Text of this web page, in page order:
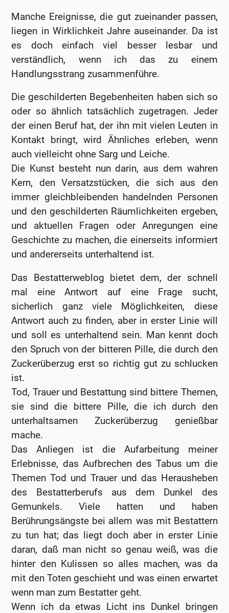
Manche Ereignisse, die gut zueinander passen,
liegen in Wirklichkeit Jahre auseinander. Da ist
es doch einfach viel besser lesbar und
verständlich, wenn ich das zu einem
Handlungsstrang zusammenführe.
Die geschilderten Begebenheiten haben sich so
oder so ähnlich tatsächlich zugetragen. Jeder
der einen Beruf hat, der ihn mit vielen Leuten in
Kontakt bringt, wird Ähnliches erleben, wenn
auch vielleicht ohne Sarg und Leiche.
Die Kunst besteht nun darin, aus dem wahren
Kern, den Versatzstücken, die sich aus den
immer gleichbleibenden handelnden Personen
und den geschilderten Räumlichkeiten ergeben,
und aktuellen Fragen oder Anregungen eine
Geschichte zu machen, die einerseits informiert
und andererseits unterhaltend ist.
Das Bestatterweblog bietet dem, der schnell
mal eine Antwort auf eine Frage sucht,
sicherlich ganz viele Möglichkeiten, diese
Antwort auch zu finden, aber in erster Linie will
und soll es unterhaltend sein. Man kennt doch
den Spruch von der bitteren Pille, die durch den
Zuckerüberzug erst so richtig gut zu schlucken
ist.
Tod, Trauer und Bestattung sind bittere Themen,
sie sind die bittere Pille, die ich durch den
unterhaltsamen Zuckerüberzug genießbar
mache.
Das Anliegen ist die Aufarbeitung meiner
Erlebnisse, das Aufbrechen des Tabus um die
Themen Tod und Trauer und das Herausheben
des Bestatterberufs aus dem Dunkel des
Gemunkels. Viele hatten und haben
Berührungsängste bei allem was mit Bestattern
zu tun hat; das liegt doch aber in erster Linie
daran, daß man nicht so genau weiß, was die
hinter den Kulissen so alles machen, was da
mit den Toten geschieht und was einen erwartet
wenn man zum Bestatter geht.
Wenn ich da etwas Licht ins Dunkel bringen